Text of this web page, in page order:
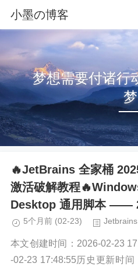
小墨の博客
梦想需要付诸行
梦
🔥JetBrains 全家桶
激活破解教程
Desktop 通用脚本 ——
5个月前 (02-23)
本文创建时间：2026-02-23
-02-23 17:48:55历史更新时